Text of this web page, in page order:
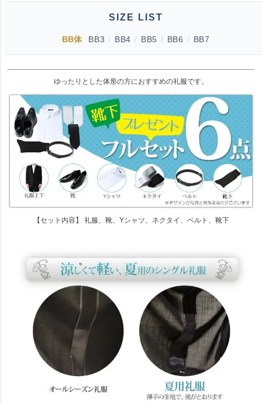
SIZE LIST
BB体 BB3 / BB4 / BB5 / BB6 / BB7
ゆったりとした体形の方におすすめの礼服です。
【セット内容】 礼服、靴、Yシャツ、ネクタイ、ベルト、靴下